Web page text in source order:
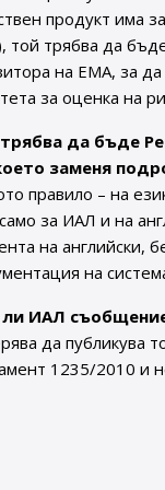
продукт има
той трябва да
на ЕМА, за
за оценка на
да бъде
заменя
правило – на
за ИАЛ и на
на английски,
на
ИАЛ
да публикува
1235/2010 и
на